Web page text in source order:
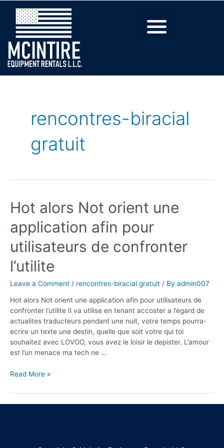
rencontres-biracial
gratuit
Hot alors Not orient une
application afin pour
utilisateurs de confronter
l’utilite
Leave a Comment / rencontres-biracial gratuit / By admin007
Hot alors Not orient une application afin pour utilisateurs de
confronter l’utilite Il va utilise en tenant accoster a l’egard de
actualites traducteurs pendant une nuit, votre temps pourra-
ecrire un texte une destin, quelle que soit votre qui toi
souhaitez avec LOVOO, vous avez le loisir le depister. L’amour
est l’un menace ma tech ne …
Read More »